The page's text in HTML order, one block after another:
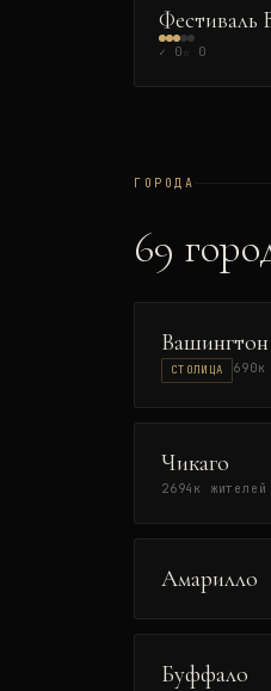
Фестиваль
✓ 0 0
ГОРОДА
69
Вашингтон
СТОЛИЦА 690к
Чикаго
2694 к жителей
Амарилло
Буффало